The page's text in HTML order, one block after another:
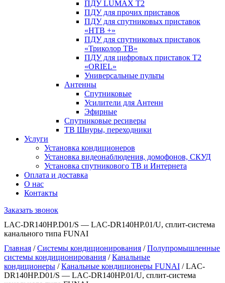
ПДУ LUMAX Т2
ПДУ для прочих приставок
ПДУ для спутниковых приставок
«НТВ +»
ПДУ для спутниковых приставок
«Триколор ТВ»
ПДУ для цифровых приставок Т2
«ORIEL»
Универсальные пульты
Антенны
Спутниковые
Усилители для Антенн
Эфирные
Спутниковые ресиверы
ТВ Шнуры, переходники
Услуги
Установка кондиционеров
Установка видеонаблюдения, домофонов, СКУД
Установка спутникового ТВ и Интернета
Оплата и доставка
О нас
Контакты
Заказать звонок
LAC-DR140HP.D01/S — LAC-DR140HP.01/U, сплит-система
канального типа FUNAI
Главная /Системы кондиционирования /Полупромышленные
системы кондиционирования /Канальные
кондиционеры /Канальные кондиционеры FUNAI / LAC-
DR140HP.D01/S — LAC-DR140HP.01/U, сплит-система